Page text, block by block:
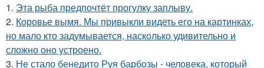
1. Эта рыба предпочтёт прогулку заплыву.
2. Коровье вымя. Мы привыкли видеть его на картинках,
но мало кто задумывается, насколько удивительно и
сложно оно устроено.
3. Не стало бенедито Руя барбозы - человека, который